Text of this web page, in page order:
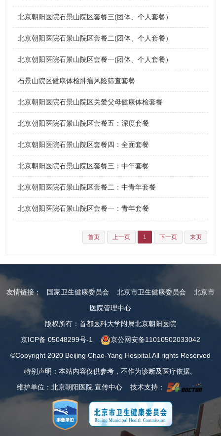
北京朝阳医院石景山院区套餐三(团体、个人套餐）
北京朝阳医院石景山院区套餐二(团体、个人套餐）
北京朝阳医院石景山院区套餐一(团体、个人套餐）
石景山院区健康体检肿瘤风险筛查套餐
北京朝阳医院石景山院区关爱父母健康体检套餐
北京朝阳医院石景山院区套餐五：深度套餐
北京朝阳医院石景山院区套餐四：全面套餐
北京朝阳医院石景山院区套餐三：中年套餐
北京朝阳医院石景山院区套餐二：中青年套餐
北京朝阳医院石景山院区套餐一：青年套餐
首页 上一页 1 下一页 末页
友情链接： 国家卫生健康委员会 北京市卫生健康委员会
北京市
医院管理中心
版权所有：首都医科大学附属北京朝阳医院
京ICP备 05048299号-1
京公网安备11010502033042
©Copyright 2020 Beijing Chao-Yang Hospital.All rights Reserved
特别声明：本站内容仅供参考，不作为诊断及医疗依据。
维护单位：北京朝阳医院 宣传中心 技术支持：